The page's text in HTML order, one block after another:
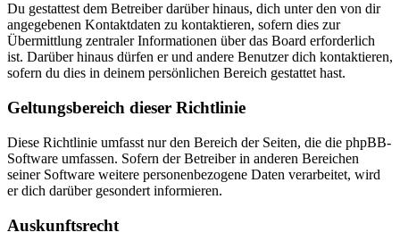
Du gestattest dem Betreiber darüber hinaus, dich unter den von dir
angegebenen Kontaktdaten zu kontaktieren, sofern dies zur
Übermittlung zentraler Informationen über das Board erforderlich
ist. Darüber hinaus dürfen er und andere Benutzer dich kontaktieren,
sofern du dies in deinem persönlichen Bereich gestattet hast.
Geltungsbereich dieser Richtlinie
Diese Richtlinie umfasst nur den Bereich der Seiten, die die phpBB-
Software umfassen. Sofern der Betreiber in anderen Bereichen
seiner Software weitere personenbezogene Daten verarbeitet, wird
er dich darüber gesondert informieren.
Auskunftsrecht